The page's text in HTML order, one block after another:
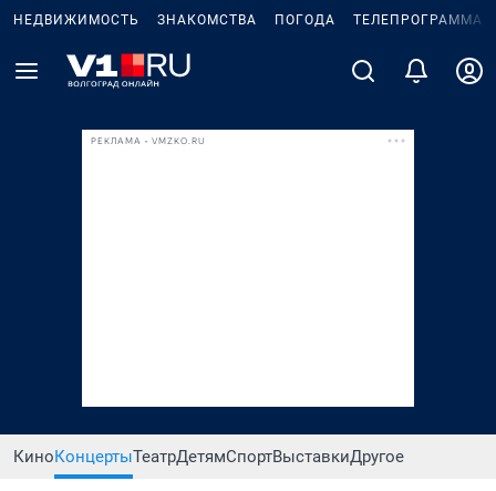
НЕДВИЖИМОСТЬ ЗНАКОМСТВА ПОГОДА ТЕЛЕПРОГРАММА
РЕКЛАМА • VMZKO.RU
КиноКонцертыТеатрДетямСпортВыставкиДругое